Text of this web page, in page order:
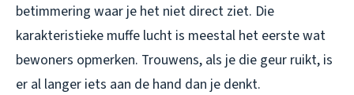
betimmering waar je het niet direct ziet. Die
karakteristieke muffe lucht is meestal het eerste wat
bewoners opmerken. Trouwens, als je die geur ruikt, is
er al langer iets aan de hand dan je denkt.